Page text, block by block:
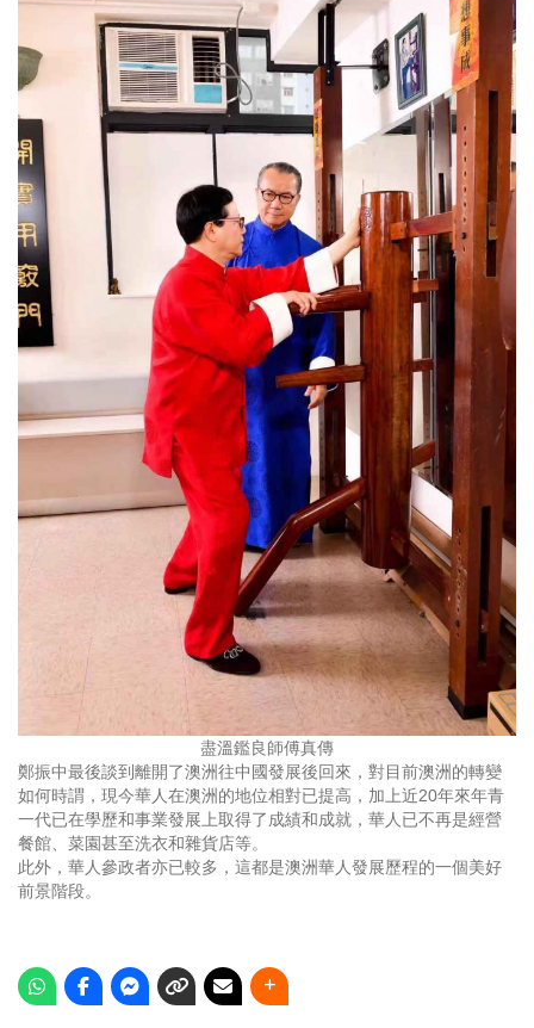
盡溫鑑良師傅真傳
鄭振中最後談到離開了澳洲往中國發展後回來，對目前澳洲的轉變
如何時謂，現今華人在澳洲的地位相對已提高，加上近20年來年青
一代已在學歷和事業發展上取得了成績和成就，華人已不再是經營
餐館、菜園甚至洗衣和雜貨店等。
此外，華人參政者亦已較多，這都是澳洲華人發展歷程的一個美好
前景階段。